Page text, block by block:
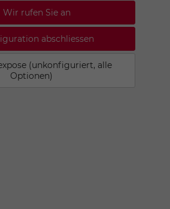
Wir rufen Sie an
abschliessen
(unkonfiguriert, alle
Optionen)